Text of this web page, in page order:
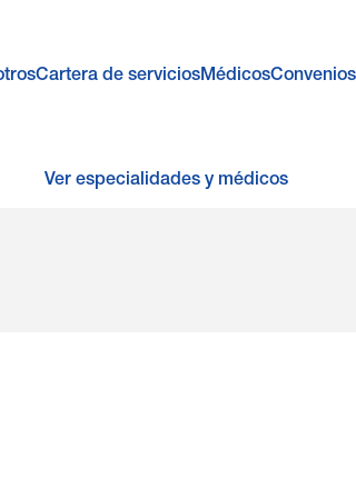
Cartera de serviciosMédicosConvenios
Ver especialidades y médicos